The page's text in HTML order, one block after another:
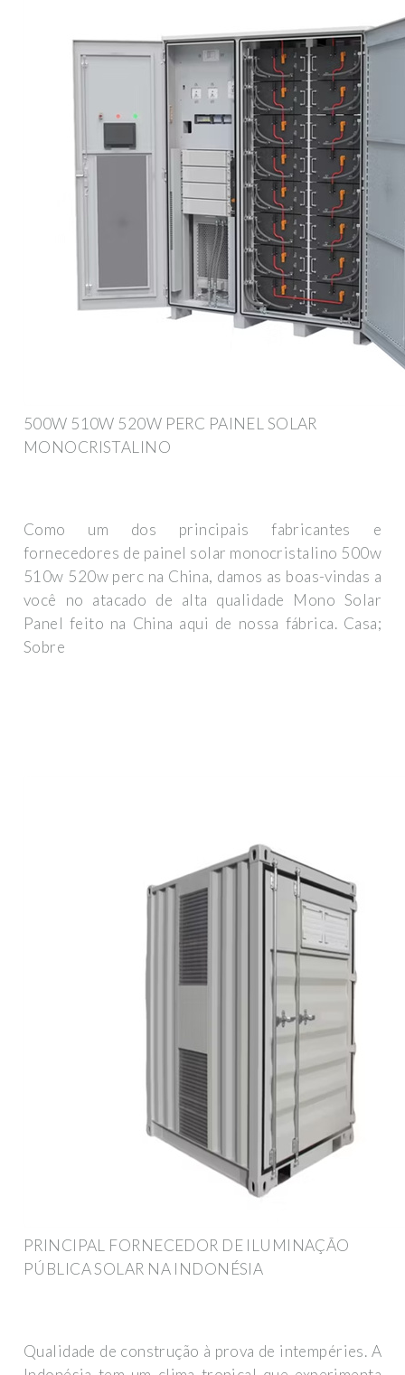
500W 510W 520W PERC PAINEL SOLAR
MONOCRISTALINO
Como um dos principais fabricantes e
fornecedores de painel solar monocristalino 500w
510w 520w perc na China, damos as boas-vindas a
você no atacado de alta qualidade Mono Solar
Panel feito na China aqui de nossa fábrica. Casa;
Sobre
PRINCIPAL FORNECEDOR DE ILUMINAÇÃO
PÚBLICA SOLAR NA INDONÉSIA
Qualidade de construção à prova de intempéries. A